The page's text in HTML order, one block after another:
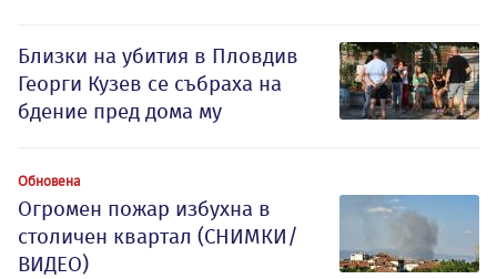
Близки на убития в Пловдив
Георги Кузев се събраха на
бдение пред дома му
Обновена
Огромен пожар избухна в
столичен квартал (СНИМКИ/
ВИДЕО)